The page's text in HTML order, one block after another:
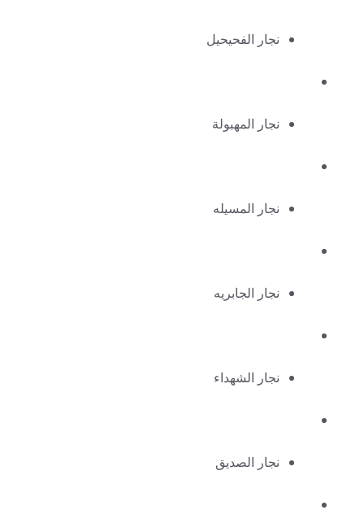
نجار الفحيحيل
نجار المهبولة
نجار المسيله
نجار الجابريه
نجار الشهداء
نجار الصديق